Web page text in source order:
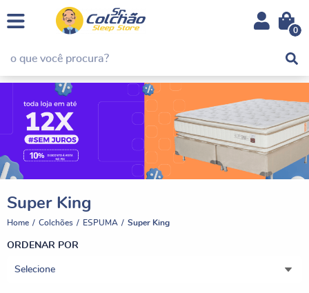
0
Super King
Home Colchões ESPUMA Super King
ORDENAR POR
Selecione